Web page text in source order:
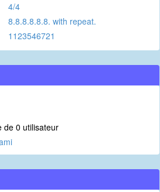
4/4
8.8.8.8.8.8. with repeat.
1123546721
de 0 utilisateur